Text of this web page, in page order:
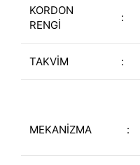
KORDON
RENGİ
:
TAKVİM :
MEKANİZMA :